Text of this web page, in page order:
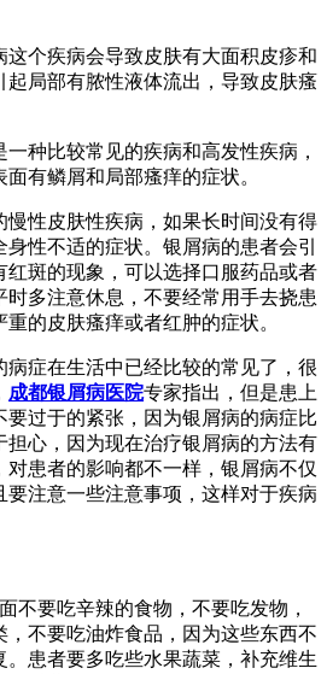
这个疾病会导致皮肤有大面积皮疹和
起局部有脓性液体流出，导致皮肤瘙
种比较常见的疾病和高发性疾病，
有鳞屑和局部瘙痒的症状。
慢性皮肤性疾病，如果长时间没有得
性不适的症状。银屑病的患者会引
红斑的现象，可以选择口服药品或者
多注意休息，不要经常用手去挠患
的皮肤瘙痒或者红肿的症状。
症在生活中已经比较的常见了，很
成都银屑病医院专家指出，但是患上
过于的紧张，因为银屑病的病症比
担心，因为现在治疗银屑病的方法有
患者的影响都不一样，银屑病不仅
注意一些注意事项，这样对于疾病
不要吃辛辣的食物，不要吃发物，
不要吃油炸食品，因为这些东西不
患者要多吃些水果蔬菜，补充维生